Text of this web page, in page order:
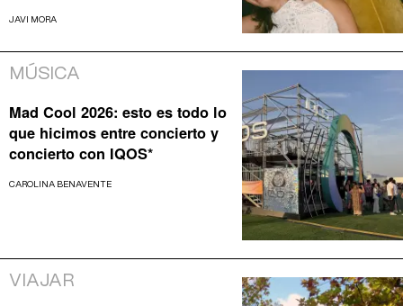
JAVI MORA
MÚSICA
Mad Cool 2026: esto es todo lo
que hicimos entre concierto y
concierto con IQOS*
CAROLINA BENAVENTE
VIAJAR